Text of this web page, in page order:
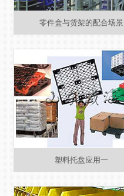
零件盒与货架的配合场景
塑料托盘应用一